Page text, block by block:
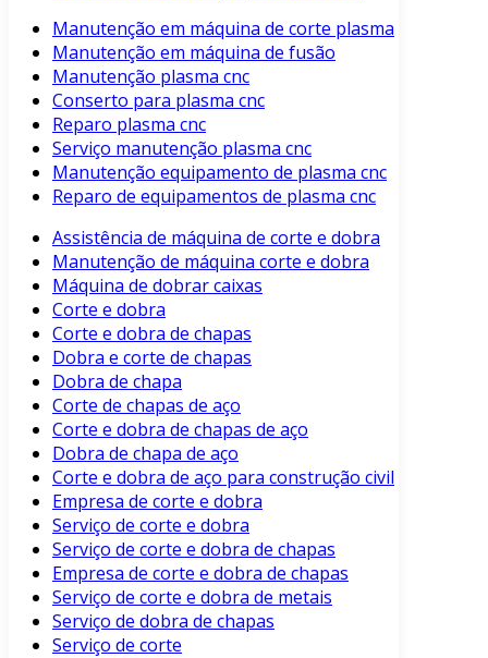
Manutenção em máquina de corte plasma
Manutenção em máquina de fusão
Manutenção plasma cnc
Conserto para plasma cnc
Reparo plasma cnc
Serviço manutenção plasma cnc
Manutenção equipamento de plasma cnc
Reparo de equipamentos de plasma cnc
Assistência de máquina de corte e dobra
Manutenção de máquina corte e dobra
Máquina de dobrar caixas
Corte e dobra
Corte e dobra de chapas
Dobra e corte de chapas
Dobra de chapa
Corte de chapas de aço
Corte e dobra de chapas de aço
Dobra de chapa de aço
Corte e dobra de aço para construção civil
Empresa de corte e dobra
Serviço de corte e dobra
Serviço de corte e dobra de chapas
Empresa de corte e dobra de chapas
Serviço de corte e dobra de metais
Serviço de dobra de chapas
Serviço de corte